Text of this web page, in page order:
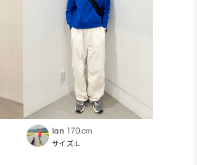
Ian 170cm
サイズ:L